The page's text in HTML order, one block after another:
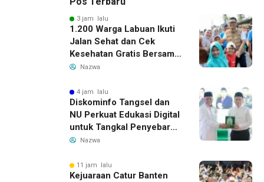
3 jam lalu
1.200 Warga Labuan Ikuti
Jalan Sehat dan Cek
Kesehatan Gratis Bersama
Gubernur Banten
Nazwa
4 jam lalu
Diskominfo Tangsel dan
NU Perkuat Edukasi Digital
untuk Tangkal Penyebaran
Hoaks
Nazwa
11 jam lalu
Kejuaraan Catur Banten